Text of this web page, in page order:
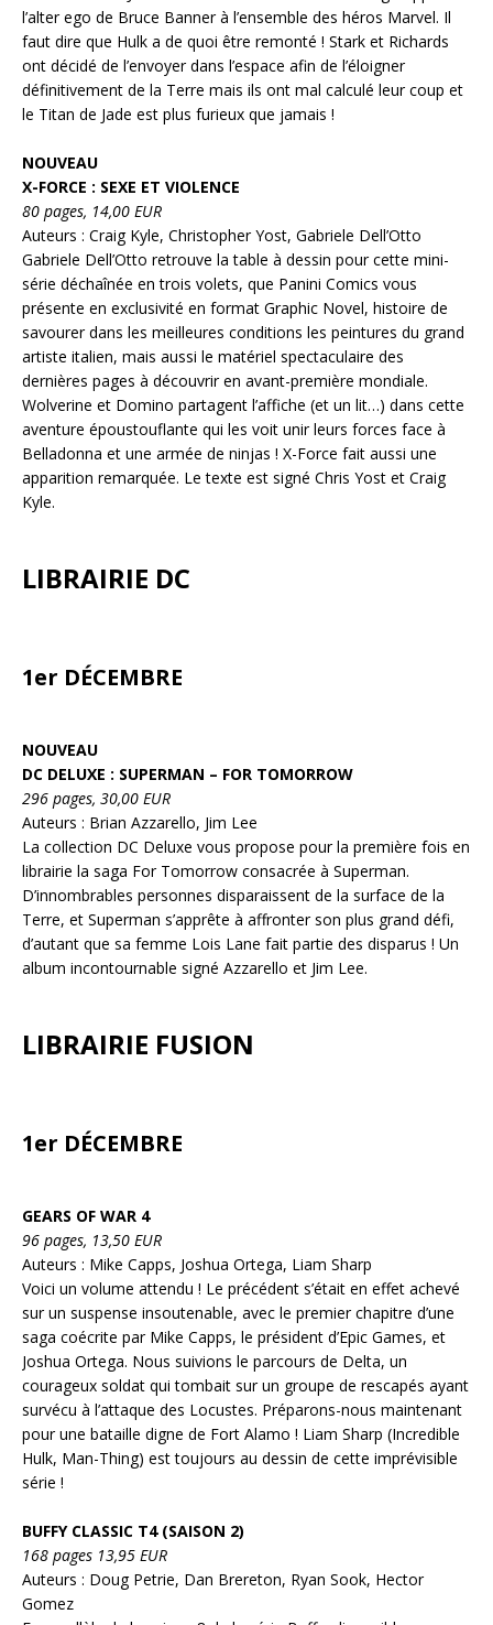
l’alter ego de Bruce Banner à l’ensemble des héros Marvel. Il
faut dire que Hulk a de quoi être remonté ! Stark et Richards
ont décidé de l’envoyer dans l’espace afin de l’éloigner
définitivement de la Terre mais ils ont mal calculé leur coup et
le Titan de Jade est plus furieux que jamais !
NOUVEAU
X-FORCE : SEXE ET VIOLENCE
80 pages, 14,00 EUR
Auteurs : Craig Kyle, Christopher Yost, Gabriele Dell’Otto
Gabriele Dell’Otto retrouve la table à dessin pour cette mini-
série déchaînée en trois volets, que Panini Comics vous
présente en exclusivité en format Graphic Novel, histoire de
savourer dans les meilleures conditions les peintures du grand
artiste italien, mais aussi le matériel spectaculaire des
dernières pages à découvrir en avant-première mondiale.
Wolverine et Domino partagent l’affiche (et un lit…) dans cette
aventure époustouflante qui les voit unir leurs forces face à
Belladonna et une armée de ninjas ! X-Force fait aussi une
apparition remarquée. Le texte est signé Chris Yost et Craig
Kyle.
LIBRAIRIE DC
1er DÉCEMBRE
NOUVEAU
DC DELUXE : SUPERMAN – FOR TOMORROW
296 pages, 30,00 EUR
Auteurs : Brian Azzarello, Jim Lee
La collection DC Deluxe vous propose pour la première fois en
librairie la saga For Tomorrow consacrée à Superman.
D’innombrables personnes disparaissent de la surface de la
Terre, et Superman s’apprête à affronter son plus grand défi,
d’autant que sa femme Lois Lane fait partie des disparus ! Un
album incontournable signé Azzarello et Jim Lee.
LIBRAIRIE FUSION
1er DÉCEMBRE
GEARS OF WAR 4
96 pages, 13,50 EUR
Auteurs : Mike Capps, Joshua Ortega, Liam Sharp
Voici un volume attendu ! Le précédent s’était en effet achevé
sur un suspense insoutenable, avec le premier chapitre d’une
saga coécrite par Mike Capps, le président d’Epic Games, et
Joshua Ortega. Nous suivions le parcours de Delta, un
courageux soldat qui tombait sur un groupe de rescapés ayant
survécu à l’attaque des Locustes. Préparons-nous maintenant
pour une bataille digne de Fort Alamo ! Liam Sharp (Incredible
Hulk, Man-Thing) est toujours au dessin de cette imprévisible
série !
BUFFY CLASSIC T4 (SAISON 2)
168 pages 13,95 EUR
Auteurs : Doug Petrie, Dan Brereton, Ryan Sook, Hector
Gomez